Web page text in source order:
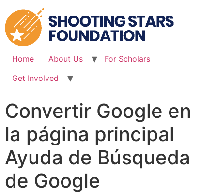
to
content
Home About Us
For Scholars
Get Involved
Convertir Google en
la página principal
Ayuda de Búsqueda
de Google